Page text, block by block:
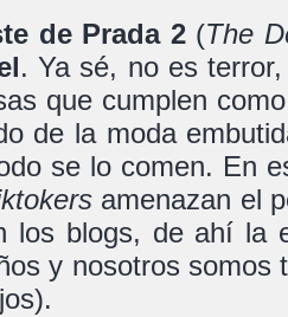
de Prada 2(The
. Ya sé, no es
que cumplen
de la moda
se lo comen. En
amenazan el
los blogs, de ahí la
y nosotros somos